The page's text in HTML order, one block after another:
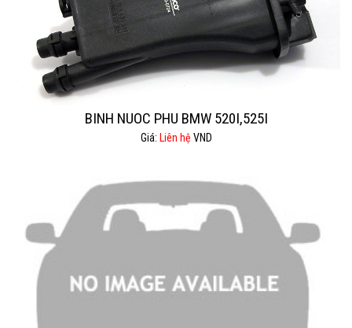
BINH NUOC PHU BMW 520I,525I
Giá: Liên hệ VND